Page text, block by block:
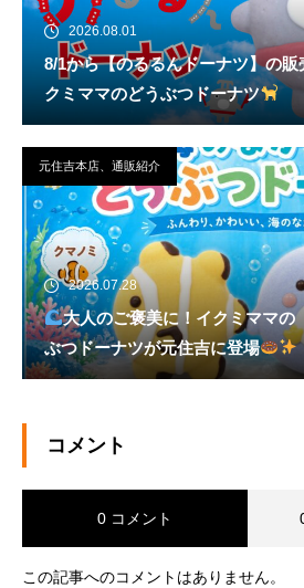
2026.08.01
8/1から【のるるんドーナツ】の
クミママのどうぶつドーナツ
元住吉本店、通販紹介
2026.07.28
大人のご褒美に！イクミママの
ぶつドーナツが元住吉に登場
コメント
0 コメント
この記事へのコメントはありません。